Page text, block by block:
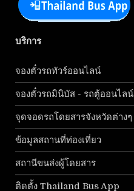
บริการ
จองตั๋วรถทัวร์ออนไลน์
จองตั๋วรถมินิบัส - รถตู้ออนไลน์
จุดจอดรถโดยสารจังหวัดต่างๆ
ข้อมูลสถานที่ท่องเที่ยว
สถานีขนส่งผู้โดยสาร
ติดตั้ง Thailand Bus App